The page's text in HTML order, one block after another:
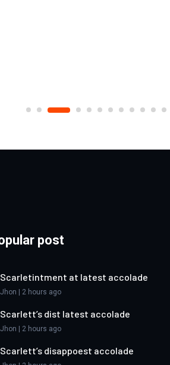
高雄市榮服
post
Scarletintment at latest accolade
Jhon | 2 hours ago
Scarlett’s dist latest accolade
Jhon | 2 hours ago
Scarlett’s disappoest accolade